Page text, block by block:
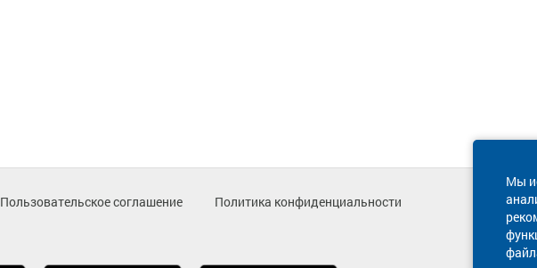
Мы
Пользовательское соглашение
Политика конфиденциальности